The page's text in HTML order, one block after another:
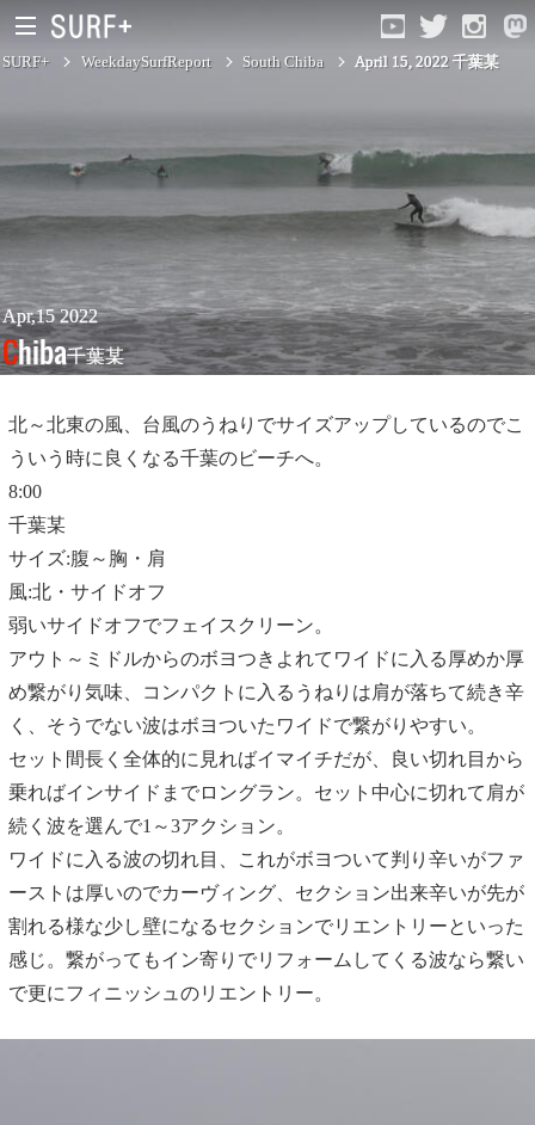
South Ibaraki
North Chiba
South Chiba
Unusually
Video Logs
SURF+ WeekdaySurfReport South Chiba April 15, 2022 千葉某
Apr,15 2022
Chiba千葉某
北～北東の風、台風のうねりでサイズアップしているのでこ
ういう時に良くなる千葉のビーチへ。
8:00
千葉某
サイズ:腹～胸・肩
風:北・サイドオフ
弱いサイドオフでフェイスクリーン。
アウト～ミドルからのボヨつきよれてワイドに入る厚めか厚
め繋がり気味、コンパクトに入るうねりは肩が落ちて続き辛
く、そうでない波はボヨついたワイドで繋がりやすい。
セット間長く全体的に見ればイマイチだが、良い切れ目から
乗ればインサイドまでロングラン。セット中心に切れて肩が
続く波を選んで1～3アクション。
ワイドに入る波の切れ目、これがボヨついて判り辛いがファ
ーストは厚いのでカーヴィング、セクション出来辛いが先が
割れる様な少し壁になるセクションでリエントリーといった
感じ。繋がってもイン寄りでリフォームしてくる波なら繋い
で更にフィニッシュのリエントリー。